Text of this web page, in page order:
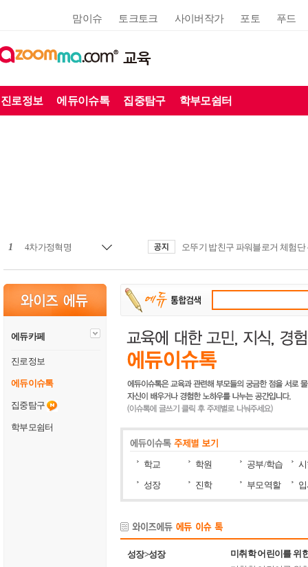
맘이슈 토크토크 사이버작가 포토 푸드
교육
진로정보 에듀이슈톡 집중탐구 학부모쉼터
1 4차가정혁명
에듀카페
진로정보
에듀이슈톡
집중탐구
학부모쉼터
학교 학원 공부/학습
성장
진학 부모역할
성장>성장
미취학 어린이를 위